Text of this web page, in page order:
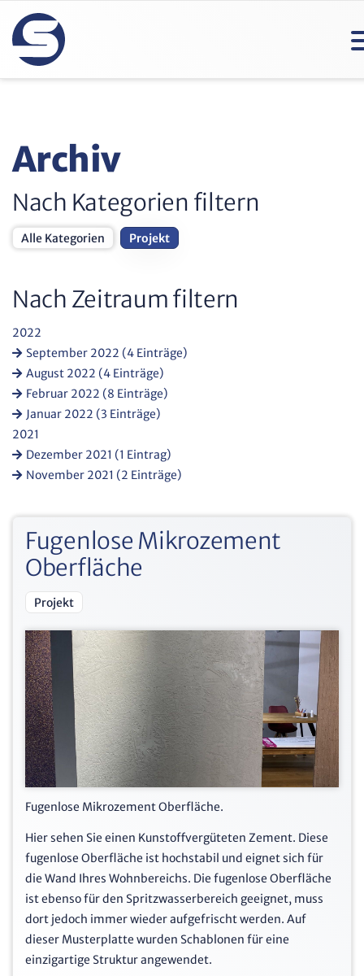
Archiv
Nach Kategorien filtern
Alle Kategorien Projekt
Nach Zeitraum filtern
2022
September 2022 (4 Einträge)
August 2022 (4 Einträge)
Februar 2022 (8 Einträge)
Januar 2022 (3 Einträge)
2021
Dezember 2021 (1 Eintrag)
November 2021 (2 Einträge)
Fugenlose Mikrozement
Oberfläche
Projekt
Fugenlose Mikrozement Oberfläche.
Hier sehen Sie einen Kunstoffvergüteten Zement. Diese
fugenlose Oberfläche ist hochstabil und eignet sich für
die Wand Ihres Wohnbereichs. Die fugenlose Oberfläche
ist ebenso für den Spritzwasserbereich geeignet, muss
dort jedoch immer wieder aufgefrischt werden. Auf
dieser Musterplatte wurden Schablonen für eine
einzigartige Struktur angewendet.